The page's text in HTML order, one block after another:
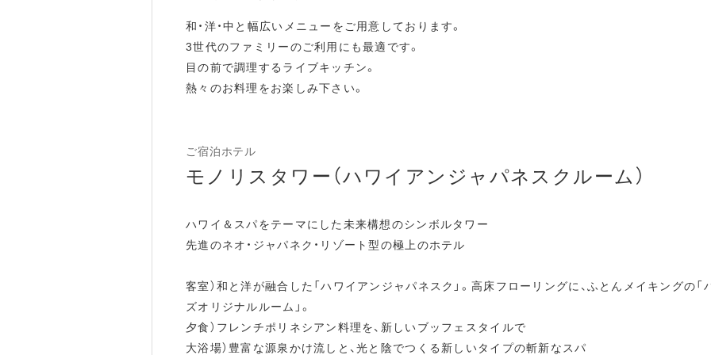
和・洋・中と幅広いメニューをご用意しております。
3世代のファミリーのご利用にも最適です。
目の前で調理するライブキッチン。
熱々のお料理をお楽しみ下さい。
ご宿泊ホテル
モノリスタワー（ハワイアンジャパネスクルーム）
ハワイ＆スパをテーマにした未来構想のシンボルタワー
先進のネオ・ジャパネク・リゾート型の極上のホテル
客室）和と洋が融合した「ハワイアンジャパネスク」。高床フローリングに、ふとんメイキングの「
ズオリジナルルーム」。
夕食）フレンチポリネシアン料理を、新しいブッフェスタイルで
大浴場）豊富な源泉かけ流しと、光と陰でつくる新しいタイプの斬新なスパ